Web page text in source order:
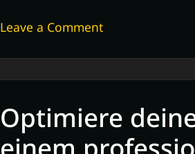
Leave a Commenton
Nutzung
von
Vorlagen
Optimiere